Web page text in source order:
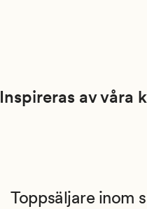
Inspireras av våra
Toppsäljare inom